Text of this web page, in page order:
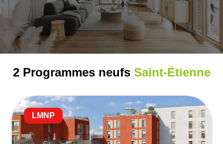
2 Programmes neufs Saint-Étienne
LMNP